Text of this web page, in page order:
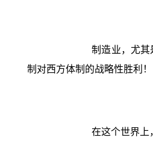
制造业，尤
制对西方体制的战略性胜利！
在这个世界上